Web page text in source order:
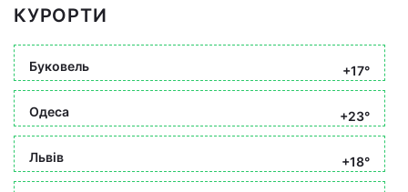
КУРОРТИ
Буковель +17°
Одеса +23°
Львів +18°